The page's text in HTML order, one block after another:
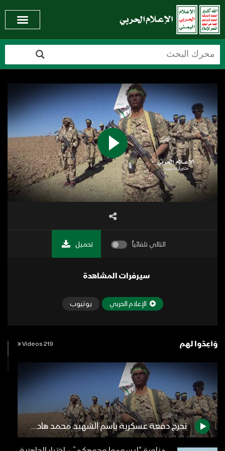
التالي تلقائياً تحميل
سيرفرات المشاهدة
الإعلام الحربي يوتيوب
وَأَعِدُّوا لهم 219 Videos
تخرج دفعة عسكرية باسم الشهيد محمد هادي الرزامي